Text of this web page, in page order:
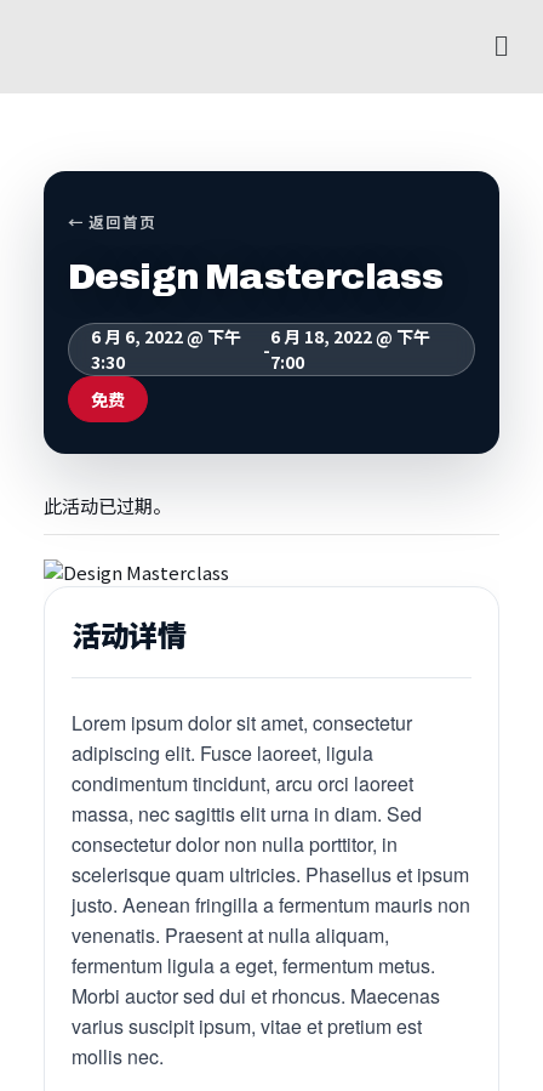
← 返回首页
Design Masterclass
6 月 6, 2022 @ 下午
3:30
-
6 月 18, 2022 @ 下午
7:00
免费
此活动已过期。
活动详情
Lorem ipsum dolor sit amet, consectetur
adipiscing elit. Fusce laoreet, ligula
condimentum tincidunt, arcu orci laoreet
massa, nec sagittis elit urna in diam. Sed
consectetur dolor non nulla porttitor, in
scelerisque quam ultricies. Phasellus et ipsum
justo. Aenean fringilla a fermentum mauris non
venenatis. Praesent at nulla aliquam,
fermentum ligula a eget, fermentum metus.
Morbi auctor sed dui et rhoncus. Maecenas
varius suscipit ipsum, vitae et pretium est
mollis nec.